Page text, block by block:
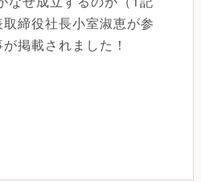
締役社長小室淑恵が参
が掲載されました！